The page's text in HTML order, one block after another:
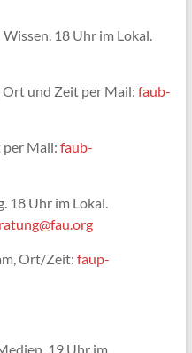
18 Uhr im Lokal.
Ort und Zeit per Mail: faub-
per Mail: faub-
18 Uhr im Lokal.
Ort/Zeit: faup-
19 Uhr im